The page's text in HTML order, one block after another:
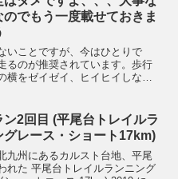
のでもう一度載せておきま
いことですが、今はひとりで
るのが推奨されています。歩行
横をゼイゼイ、ヒイヒイしなが
と言われています。以前より、ジ
をする人が増えて...
ン2回目 (平尾台トレイルラ
グレース・ショート17km)
九州にあるカルスト台地、平尾
れた 平尾台トレイルランニング